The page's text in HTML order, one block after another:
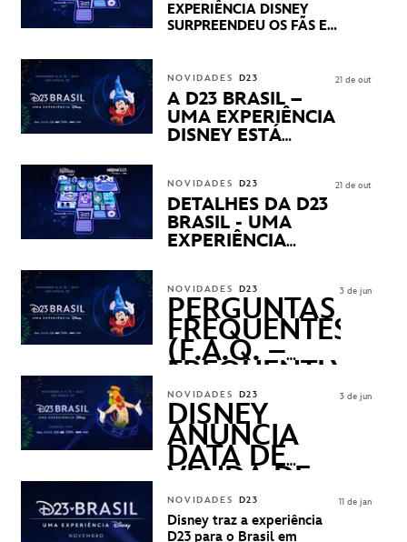
LANÇAMENTOS
EXPERIÊNCIA DISNEY
SURPREENDEU OS FÃS EM
APRESENTAÇÕES E
PRODUTOS EXCLUSIVOS
NO TRANSAMÉRICA EXPO
CENTER EM SÃO PAULO
NOVIDADES D23
A D23 BRASIL –
UMA EXPERIÊNCIA
DISNEY ESTÁ
21 de out
NOVIDADES D23
DETALHES DA D23
BRASIL - UMA
EXPERIÊNCIA
21 de out
NOVIDADES D23
PERGUNTAS
FREQUENTES
(F.A.Q. –
FREQUENTLY
ASKED
QUESTIONS)
3 de jun
NOVIDADES D23
DISNEY
ANUNCIA
DATA DE
VENDA DE
INGRESSOS
PARA A D23
3 de jun
NOVIDADES D23
Disney traz a experiência
D23 para o Brasil em
11 de jan